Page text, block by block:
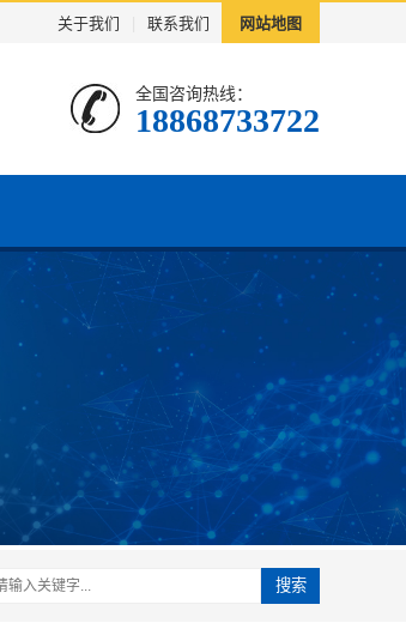
关于我们 联系我们 网站地图
全国咨询热线：
18868733722
搜索